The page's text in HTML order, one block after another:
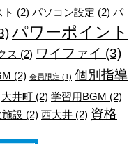
(2) パソコン設定 (2) パ
パワーポイント
ス (2) ワイファイ (3)
(2) 会員限定 (1) 個別指導
大井町 (2) 学習用BGM (2)
設 (2) 西大井 (2) 資格